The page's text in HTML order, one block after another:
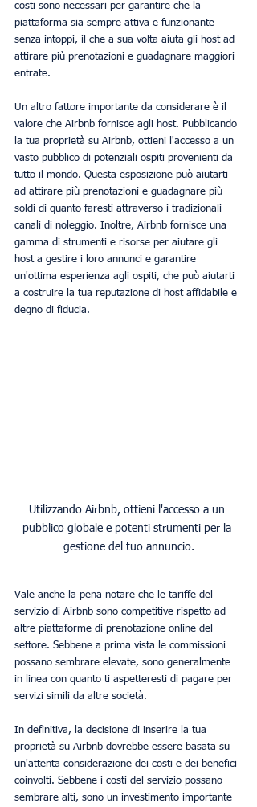
costi sono necessari per garantire che la
piattaforma sia sempre attiva e funzionante
senza intoppi, il che a sua volta aiuta gli host ad
attirare più prenotazioni e guadagnare maggiori
entrate.
Un altro fattore importante da considerare è il
valore che Airbnb fornisce agli host. Pubblicando
la tua proprietà su Airbnb, ottieni l'accesso a un
vasto pubblico di potenziali ospiti provenienti da
tutto il mondo. Questa esposizione può aiutarti
ad attirare più prenotazioni e guadagnare più
soldi di quanto faresti attraverso i tradizionali
canali di noleggio. Inoltre, Airbnb fornisce una
gamma di strumenti e risorse per aiutare gli
host a gestire i loro annunci e garantire
un'ottima esperienza agli ospiti, che può aiutarti
a costruire la tua reputazione di host affidabile e
degno di fiducia.
Utilizzando Airbnb, ottieni l'accesso a un
pubblico globale e potenti strumenti per la
Vale anche la pena notare che le tariffe del
servizio di Airbnb sono competitive rispetto ad
altre piattaforme di prenotazione online del
settore. Sebbene a prima vista le commissioni
possano sembrare elevate, sono generalmente
in linea con quanto ti aspetteresti di pagare per
servizi simili da altre società.
In definitiva, la decisione di inserire la tua
proprietà su Airbnb dovrebbe essere basata su
un'attenta considerazione dei costi e dei benefici
coinvolti. Sebbene i costi del servizio possano
sembrare alti, sono un investimento importante